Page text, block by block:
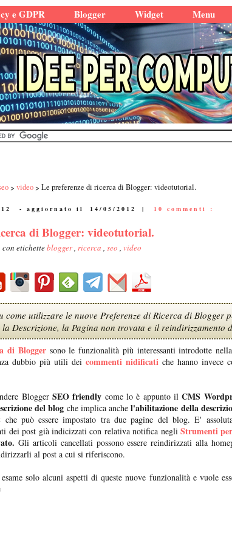
e GDPR Blogger Widget Menu
video Le preferenze di ricerca di Blogger: videotutorial.
- aggiornato il 14/05/2012 | 10 commenti :
di Blogger: videotutorial.
con etichetteblogger, ricerca , seo , video
come utilizzare le nuove Preferenze di Ricerca di Blogger
la Descrizione, la Pagina non trovata e il reindirizzamento
di Bloggersono le funzionalità più interessanti introdotte
dubbio più utili dei commenti nidificati che hanno invece
Blogger SEO friendly come lo è appunto ilCMS
del blog che implica anchel'abilitazione della
che può essere impostato tra due pagine del blog. E'
dei post già indicizzati con relativa notifica negli Strumenti
Gli articoli cancellati possono essere reindirizzati alla
al post a cui si riferiscono.
solo alcuni aspetti di queste nuove funzionalità e vuole